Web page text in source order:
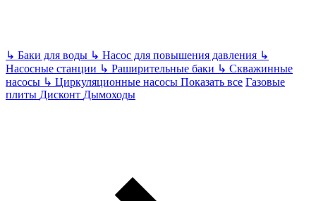
↳ Баки для воды ↳ Насос для повышения давления ↳
Насосные станции ↳ Раширительные баки ↳ Скважинные
насосы ↳ Циркуляционные насосы Показать все Газовые
плиты Дисконт Дымоходы